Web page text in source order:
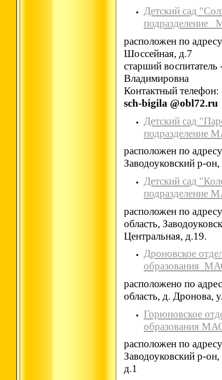
Детский сад
расположен по
Шоссейная, д.7
старший
Контактный
sch-bigila @obl72.ru
Детский сад
подразделение
расположен по
Заводоуковский р-
Детский сад
подразделение
расположен по
область,
Центральная, д.19.
Дроновское
образования
расположено по
область, д. Дронова,
Горюновское
образования
расположен по
Заводоуковский р-
д.1